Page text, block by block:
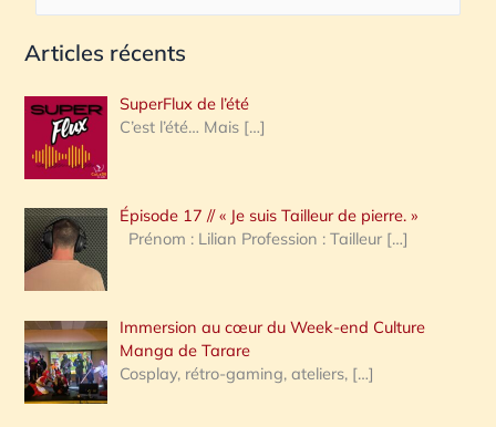
c
e
r
c
h
e
:
Articles récents
SuperFlux de l’été
C’est l’été… Mais […]
Épisode 17 // « Je suis Tailleur de pierre. »
Prénom : Lilian Profession : Tailleur […]
Immersion au cœur du Week-end Culture
Manga de Tarare
Cosplay, rétro-gaming, ateliers, […]